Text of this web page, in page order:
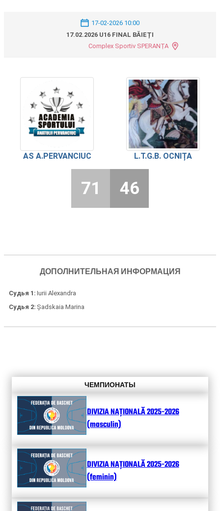
17-02-2026 10:00
17.02.2026 U16 FINAL BĂIEȚI
Complex Sportiv SPERANȚA
AS A.PERVANCIUC L.T.G.B. OCNIȚA
71 46
ДОПОЛНИТЕЛЬНАЯ ИНФОРМАЦИЯ
Судья 1 Iurii Alexandra
Судья 2 Șadskaia Marina
ЧЕМПИОНАТЫ
DIVIZIA NAȚIONALĂ 2025-2026
(masculin)
DIVIZIA NAȚIONALĂ 2025-2026
(feminin)